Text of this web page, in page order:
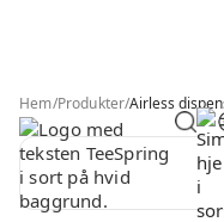
Hem/Produkter/Airless